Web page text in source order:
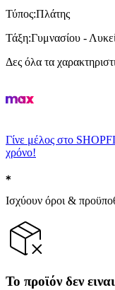
Τύπος:Πλάτης
Τάξη:Γυμνασίου -
Δες όλα τα
Γίνε μέλος στο
χρόνο!
Ισχύουν όροι &
Το προϊόν δεν